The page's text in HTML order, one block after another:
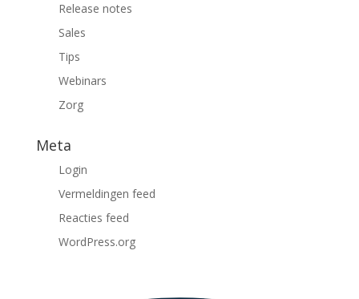
Release notes
Sales
Tips
Webinars
Zorg
Meta
Login
Vermeldingen feed
Reacties feed
WordPress.org